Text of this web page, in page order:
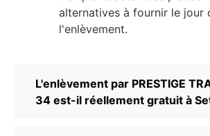
alternatives à fournir le jour
l'enlèvement.
L'enlèvement par PRESTIGE
34 est-il réellement gratuit à